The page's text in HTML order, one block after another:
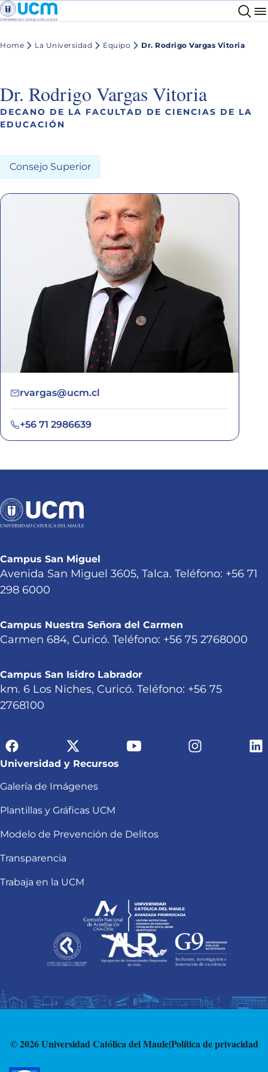
Home La Universidad Equipo Dr. Rodrigo Vargas Vitoria
Dr. Rodrigo Vargas Vitoria
DECANO DE LA FACULTAD DE CIENCIAS DE LA
EDUCACIÓN
Consejo Superior
rvargas@ucm.cl
+56 71 2986639
Campus San Miguel
Avenida San Miguel 3605, Talca. Teléfono: +56 71
298 6000
Campus Nuestra Señora del Carmen
Carmen 684, Curicó. Teléfono: +56 75 2768000
Campus San Isidro Labrador
km. 6 Los Niches, Curicó. Teléfono: +56 75
2768100
Universidad y Recursos
Galería de Imágenes
Plantillas y Gráficas UCM
Modelo de Prevención de Delitos
Transparencia
Trabaja en la UCM
© 2026 Universidad Católica del Maule|Política de privacidad